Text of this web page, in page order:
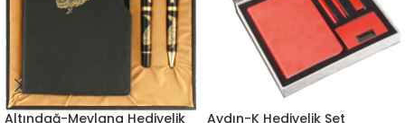
Altındağ-Mevlana Hediyelik
Aydın-K Hediyelik Set